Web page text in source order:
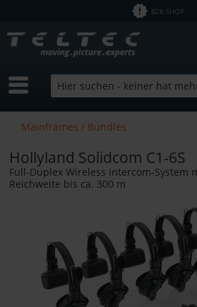
B2B SHOP
Mainframes / Bundles
Hollyland Solidcom C1-6S
Full-Duplex Wireless Intercom-System
Reichweite bis ca. 300 m
Sofort lieferbar
Hersteller
von2,50 € bis